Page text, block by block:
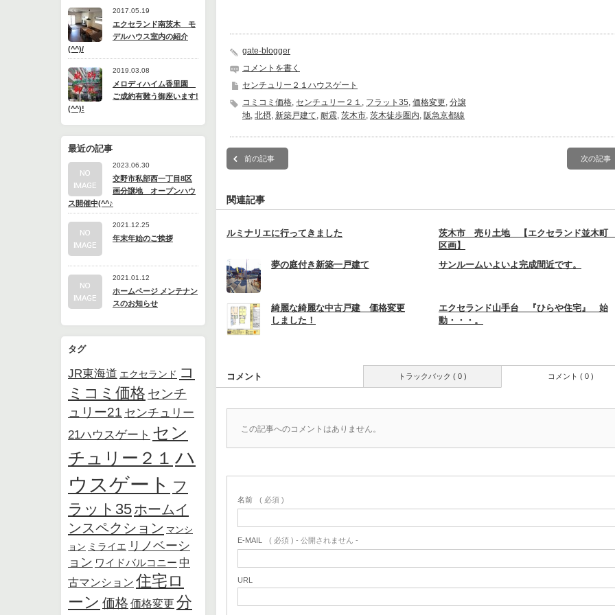
2017.05.19
エクセランド南茨木 モ
デルハウス室内の紹介
(^^)/
2019.03.08
メロディハイム香里園
ご成約有難う御座います!
(^^)!
最近の記事
2023.06.30
交野市私部西一丁目8区
画分譲地 オープンハウ
ス開催中(^^♪
2021.12.25
年末年始のご挨拶
2021.01.12
ホームページ メンテナン
スのお知らせ
タグ
JR東海道 エクセランド コ
ミコミ価格 センチ
ュリー21 センチュリー
21ハウスゲート セン
チュリー２１ ハ
ウスゲート フ
ラット35ホームイ
ンスペクション マンシ
ョン ミライエ リノベーシ
ョン ワイドバルコニー 中
古マンション 住宅ロ
ーン 価格 価格変更 分
gate-blogger
コメントを書く
センチュリー２１ハウスゲート
コミコミ価格 センチュリー２１ フラット35 価格変更 分譲
地 北摂 新築戸建て 耐震 茨木市 茨木徒歩圏内 阪急京都線
前の記事 次の記事
関連記事
ルミナリエに行ってきました
茨木市 売り土地 【エクセランド並木
区画】
夢の庭付き新築一戸建て
サンルームいよいよ完成間近です。
綺麗な綺麗な中古戸建 価格変更
しました！
エクセランド山手台 『ひらや住宅』 始
動・・・。
コメント トラックバック ( 0 ) コメント ( 0 )
この記事へのコメントはありません。
名前 ( 必須 )
E-MAIL ( 必須 ) - 公開されません -
URL